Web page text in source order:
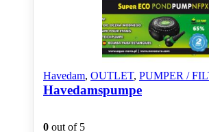
Havedam, OUTLET, PUMPER /
Havedamspumpe
0 out of 5